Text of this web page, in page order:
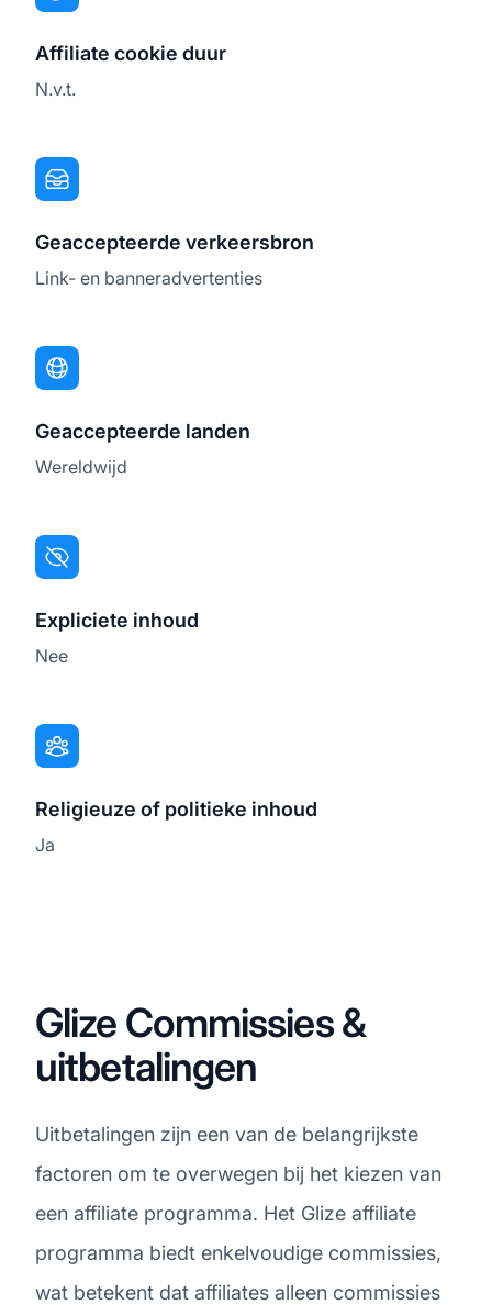
Affiliate cookie duur
N.v.t.
Geaccepteerde verkeersbron
Link- en banneradvertenties
Geaccepteerde landen
Wereldwijd
Expliciete inhoud
Nee
Religieuze of politieke inhoud
Ja
Glize Commissies &
uitbetalingen
Uitbetalingen zijn een van de belangrijkste
factoren om te overwegen bij het kiezen van
een affiliate programma. Het Glize affiliate
programma biedt enkelvoudige commissies,
wat betekent dat affiliates alleen commissies